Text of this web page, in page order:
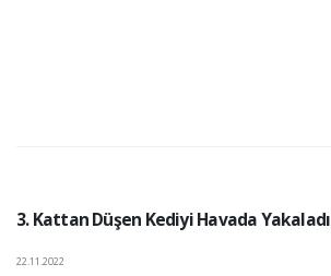
3. Kattan Düşen Kediyi Havada Yakaladı
22.11.2022